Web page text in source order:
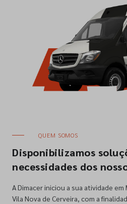
QUEM SOMOS
Disponibilizamos
necessidades dos
A Dimacer iniciou a sua atividade em
Vila Nova de Cerveira, com a